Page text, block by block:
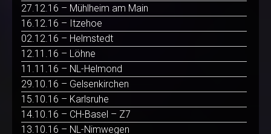
27.12.16 – Mühlheim am Main
16.12.16 – Itzehoe
02.12.16 – Helmstedt
12.11.16 – Löhne
11.11.16 – NL-Helmond
29.10.16 – Gelsenkirchen
15.10.16 – Karlsruhe
14.10.16 – CH-Basel – Z7
13.10.16 – NL-Nimwegen